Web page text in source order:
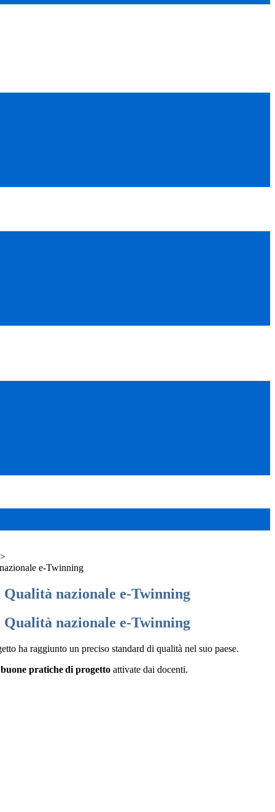
>
e-Twinning
nazionale e-Twinning
nazionale e-Twinning
ha raggiunto un preciso standard di qualità nel suo paese.
pratiche di progetto attivate dai docenti.